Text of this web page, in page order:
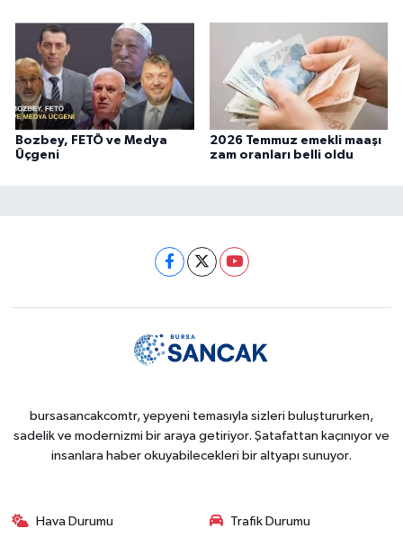
Bozbey, FETÖ ve Medya
Üçgeni
2026 Temmuz emekli maaşı
zam oranları belli oldu
bursasancakcomtr, yepyeni temasıyla sizleri buluştururken,
sadelik ve modernizmi bir araya getiriyor. Şatafattan kaçınıyor ve
insanlara haber okuyabilecekleri bir altyapı sunuyor.
Hava Durumu Trafik Durumu